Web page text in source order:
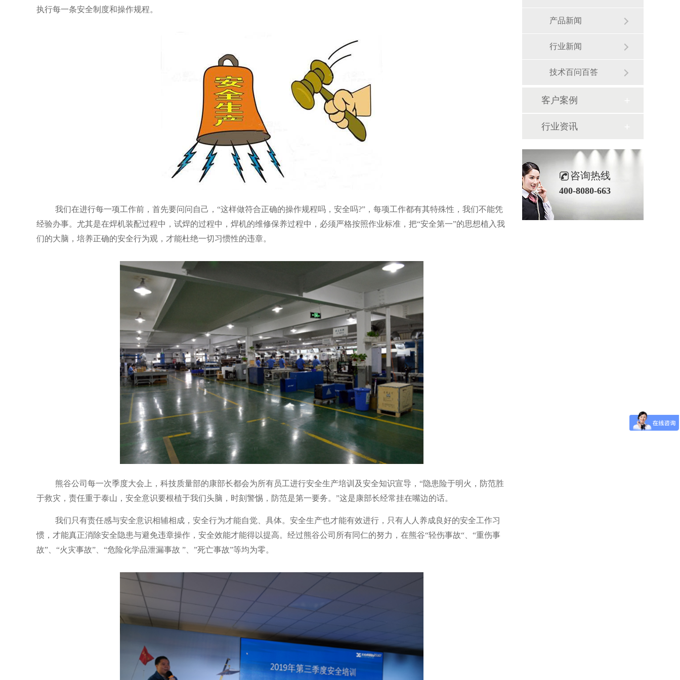
执行每一条安全制度和操作规程。
我们在进行每一项工作前，首先要问问自己，“这样做符合正确的操作规程吗，安全吗?”，每项工作都有其特殊性，我们不能凭
经验办事。尤其是在焊机装配过程中，试焊的过程中，焊机的维修保养过程中，必须严格按照作业标准，把“安全第一”的思想植入我
们的大脑，培养正确的安全行为观，才能杜绝一切习惯性的违章。
熊谷公司每一次季度大会上，科技质量部的康部长都会为所有员工进行安全生产培训及安全知识宣导，“隐患险于明火，防范胜
于救灾，责任重于泰山，安全意识要根植于我们头脑，时刻警惕，防范是第一要务。”这是康部长经常挂在嘴边的话。
我们只有责任感与安全意识相辅相成，安全行为才能自觉、具体。安全生产也才能有效进行，只有人人养成良好的安全工作习
惯，才能真正消除安全隐患与避免违章操作，安全效能才能得以提高。经过熊谷公司所有同仁的努力，在熊谷“轻伤事故“、“重伤事
故”、“火灾事故”、“危险化学品泄漏事故 ” ”死亡事故”等均为零。
产品新闻
行业新闻
技术百问百答
客户案例
行业资讯
咨询热线
400-8080-663